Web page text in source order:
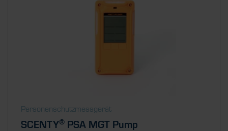
Personenschutzmessgerät
SCENTY® PSA MGT Pump